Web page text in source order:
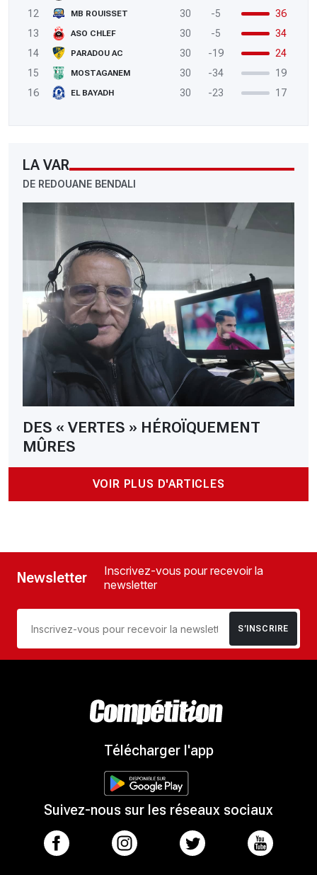
12 MB ROUISSET 30 -5
36
13
ASO CHLEF 30 -5
34
14
PARADOU AC 30 -19
24
15
MOSTAGANEM 30 -34
19
16
EL BAYADH 30 -23 17
LA VAR
DE REDOUANE BENDALI
DES « VERTES » HÉROÏQUEMENT
MÛRES
VOIR PLUS D'ARTICLES
Newsletter
Inscrivez-vous pour recevoir la
newsletter
S’INSCRIRE
Télécharger l'app
Suivez-nous sur les réseaux sociaux